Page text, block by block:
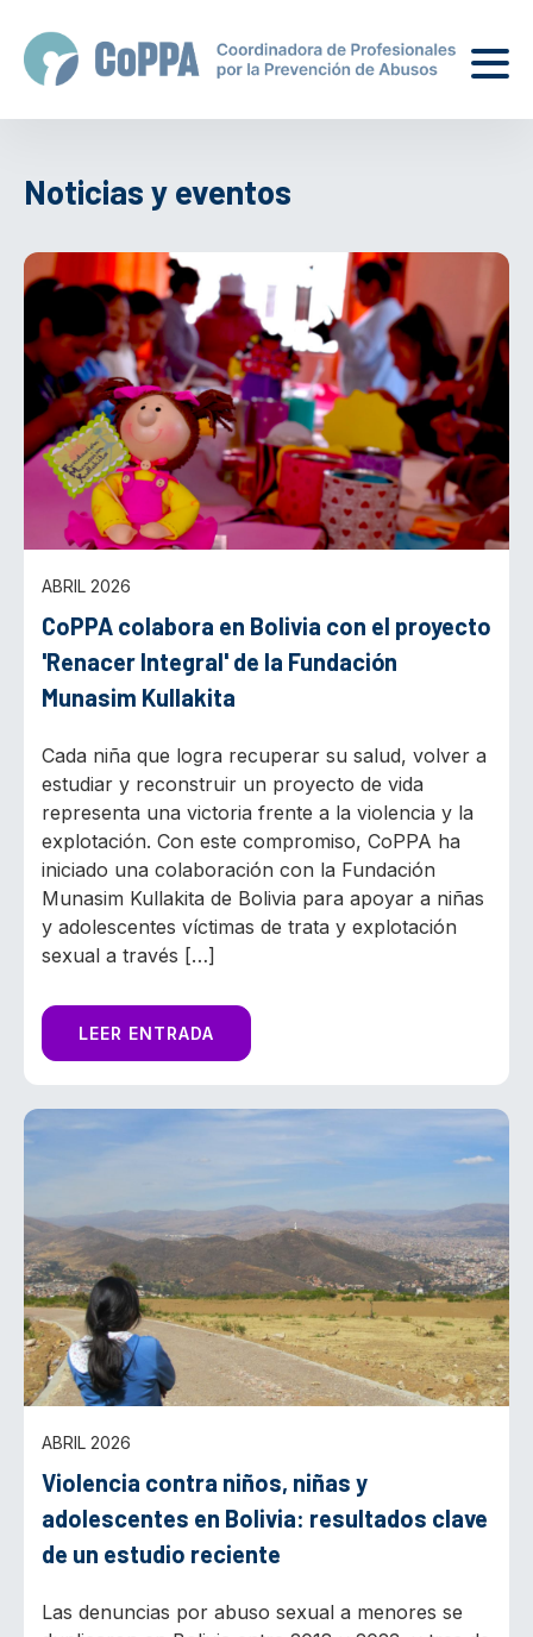
Noticias y eventos
ABRIL 2026
CoPPA colabora en Bolivia con el proyecto
'Renacer Integral' de la Fundación
Munasim Kullakita
Cada niña que logra recuperar su salud, volver a
estudiar y reconstruir un proyecto de vida
representa una victoria frente a la violencia y la
explotación. Con este compromiso, CoPPA ha
iniciado una colaboración con la Fundación
Munasim Kullakita de Bolivia para apoyar a niñas
y adolescentes víctimas de trata y explotación
sexual a través […]
LEER ENTRADA
ABRIL 2026
Violencia contra niños, niñas y
adolescentes en Bolivia: resultados clave
de un estudio reciente
Las denuncias por abuso sexual a menores se